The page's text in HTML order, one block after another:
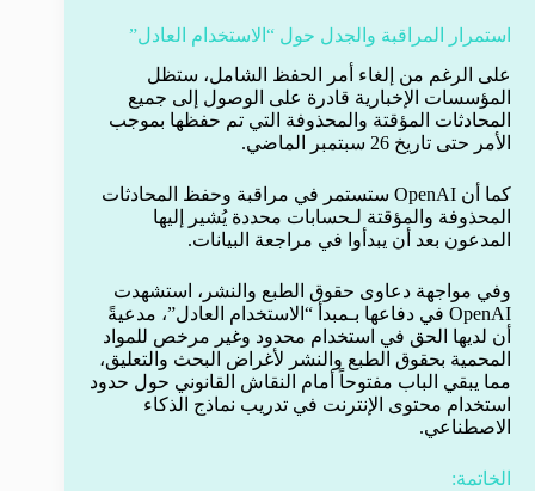
استمرار المراقبة والجدل حول “الاستخدام العادل”
على الرغم من إلغاء أمر الحفظ الشامل، ستظل
المؤسسات الإخبارية قادرة على الوصول إلى جميع
المحادثات المؤقتة والمحذوفة التي تم حفظها بموجب
الأمر حتى تاريخ 26 سبتمبر الماضي.
كما أن OpenAI ستستمر في مراقبة وحفظ المحادثات
المحذوفة والمؤقتة لـحسابات محددة يُشير إليها
المدعون بعد أن يبدأوا في مراجعة البيانات.
وفي مواجهة دعاوى حقوق الطبع والنشر، استشهدت
OpenAI في دفاعها بـمبدأ “الاستخدام العادل”، مدعيةً
أن لديها الحق في استخدام محدود وغير مرخص للمواد
المحمية بحقوق الطبع والنشر لأغراض البحث والتعليق،
مما يبقي الباب مفتوحاً أمام النقاش القانوني حول حدود
استخدام محتوى الإنترنت في تدريب نماذج الذكاء
الاصطناعي.
الخاتمة: